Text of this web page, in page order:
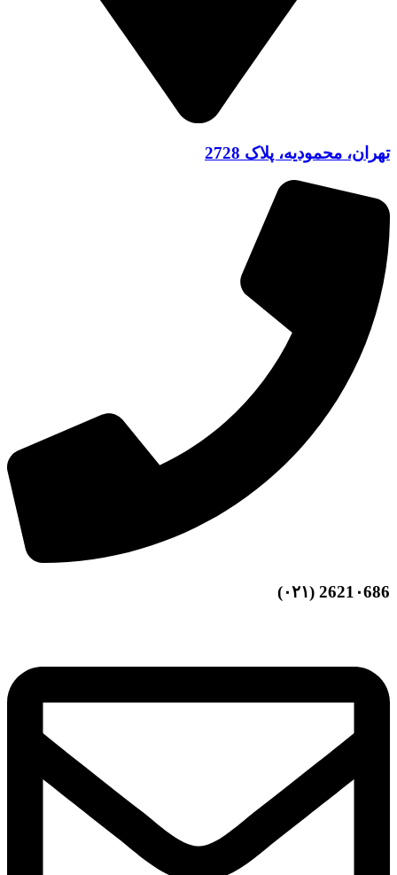
تهران، محمودیه، پلاک 2728
2621۰686 (۰۲۱)